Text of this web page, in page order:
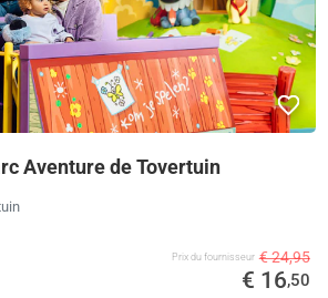
Aventure de Tovertuin
Prix ​​du fournisseur € 24,95
€ 16,50